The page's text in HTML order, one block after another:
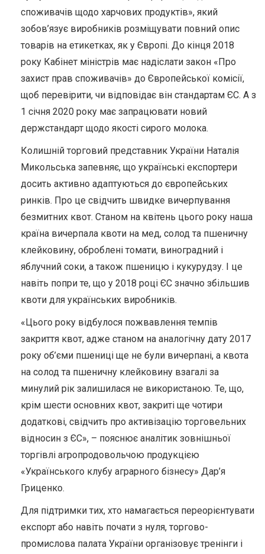
споживачів щодо харчових продуктів», який
зобов’язує виробників розміщувати повний опис
товарів на етикетках, як у Європі. До кінця 2018
року Кабінет міністрів має надіслати закон «Про
захист прав споживачів» до Європейської комісії,
щоб перевірити, чи відповідає він стандартам ЄС. А з
1 січня 2020 року має запрацювати новий
держстандарт щодо якості сирого молока.
Колишній торговий представник України Наталія
Микольська запевняє, що українські експортери
досить активно адаптуються до європейських
ринків. Про це свідчить швидке вичерпування
безмитних квот. Станом на квітень цього року наша
країна вичерпала квоти на мед, солод та пшеничну
клейковину, оброблені томати, виноградний і
яблучний соки, а також пшеницю і кукурудзу. І це
навіть попри те, що у 2018 році ЄС значно збільшив
квоти для українських виробників.
«Цього року відбулося пожвавлення темпів
закриття квот, адже станом на аналогічну дату 2017
року об’єми пшениці ще не були вичерпані, а квота
на солод та пшеничну клейковину взагалі за
минулий рік залишилася не використаною. Те, що,
крім шести основних квот, закриті ще чотири
додаткові, свідчить про активізацію торговельних
відносин з ЄС», – пояснює аналітик зовнішньої
торгівлі агропродовольчою продукцією
«Українського клубу аграрного бізнесу» Дар’я
Гриценко.
Для підтримки тих, хто намагається переорієнтувати
експорт або навіть почати з нуля, торгово-
промислова палата України організовує тренінги і